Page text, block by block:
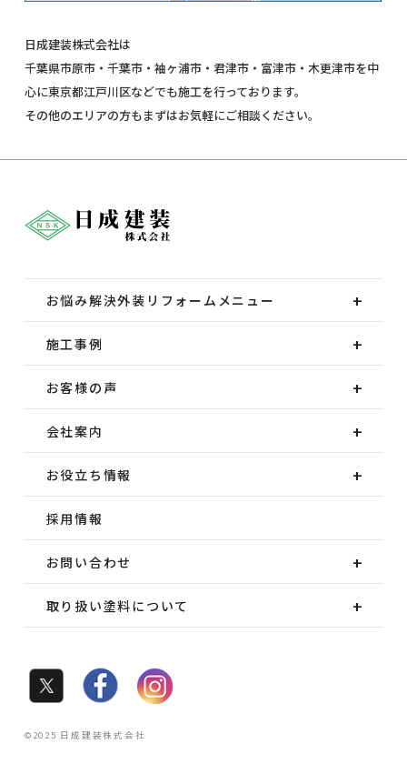
日成建装株式会社は
千葉県市原市・千葉市・袖ヶ浦市・君津市・富津市・木更津市を中
心に東京都江戸川区などでも施工を行っております。
その他のエリアの方もまずはお気軽にご相談ください。
お悩み解決外装 リフォームメニュー
施工事例
お客様の声
会社案内
お役立ち情報
採用情報
お問い合わせ
取り扱い塗料について
©2025 日成建装株式会社